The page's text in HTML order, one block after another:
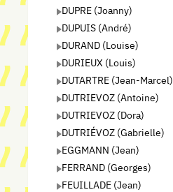
DUPRE (Joanny)
DUPUIS (André)
DURAND (Louise)
DURIEUX (Louis)
DUTARTRE (Jean-Marcel)
DUTRIEVOZ (Antoine)
DUTRIEVOZ (Dora)
DUTRIÉVOZ (Gabrielle)
EGGMANN (Jean)
FERRAND (Georges)
FEUILLADE (Jean)